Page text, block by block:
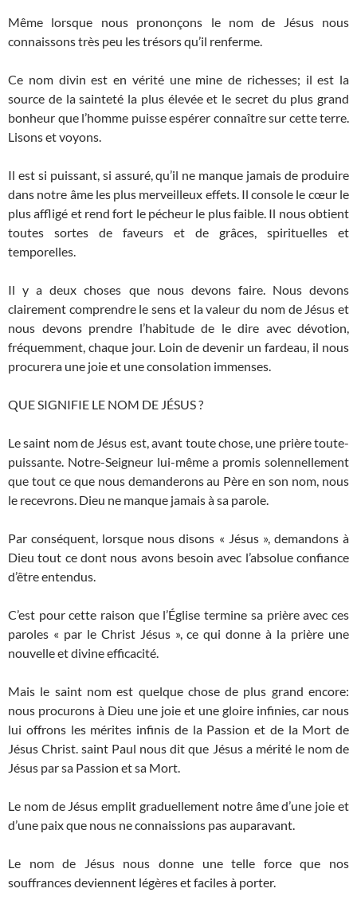
Même lorsque nous prononçons le nom de Jésus nous
connaissons très peu les trésors qu’il renferme.
Ce nom divin est en vérité une mine de richesses; il est la
source de la sainteté la plus élevée et le secret du plus grand
bonheur que l’homme puisse espérer connaître sur cette terre.
Lisons et voyons.
Il est si puissant, si assuré, qu’il ne manque jamais de produire
dans notre âme les plus merveilleux effets. Il console le cœur le
plus affligé et rend fort le pécheur le plus faible. Il nous obtient
toutes sortes de faveurs et de grâces, spirituelles et
temporelles.
Il y a deux choses que nous devons faire. Nous devons
clairement comprendre le sens et la valeur du nom de Jésus et
nous devons prendre l’habitude de le dire avec dévotion,
fréquemment, chaque jour. Loin de devenir un fardeau, il nous
procurera une joie et une consolation immenses.
QUE SIGNIFIE LE NOM DE JÉSUS ?
Le saint nom de Jésus est, avant toute chose, une prière toute-
puissante. Notre-Seigneur lui-même a promis solennellement
que tout ce que nous demanderons au Père en son nom, nous
le recevrons. Dieu ne manque jamais à sa parole.
Par conséquent, lorsque nous disons « Jésus », demandons à
Dieu tout ce dont nous avons besoin avec l’absolue confiance
d’être entendus.
C’est pour cette raison que l’Église termine sa prière avec ces
paroles « par le Christ Jésus », ce qui donne à la prière une
nouvelle et divine efficacité.
Mais le saint nom est quelque chose de plus grand encore:
nous procurons à Dieu une joie et une gloire infinies, car nous
lui offrons les mérites infinis de la Passion et de la Mort de
Jésus Christ. saint Paul nous dit que Jésus a mérité le nom de
Jésus par sa Passion et sa Mort.
Le nom de Jésus emplit graduellement notre âme d’une joie et
d’une paix que nous ne connaissions pas auparavant.
Le nom de Jésus nous donne une telle force que nos
souffrances deviennent légères et faciles à porter.